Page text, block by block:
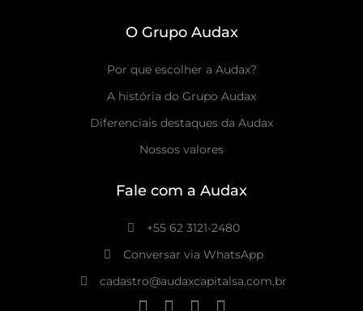
O Grupo Audax
Por que escolher a Audax?
A história do Grupo Audax
Diferenciais destaques da Audax
Nossos valores
Fale com a Audax
+55 62 3121-2480
Conversar via WhatsApp
cadastro@audaxcapitalsa.com.br